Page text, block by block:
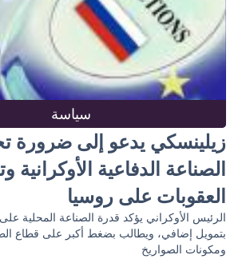
سياسة
زيلينسكي يدعو إلى ضرورة
الصناعة الدفاعية الأوكرانية
العقوبات على روسيا
الرئيس الأوكراني يؤكد قدرة الصناعة المحلية
بتمويل إضافي، ويطالب بضغط أكبر على قطاع
ومكونات الصواريخ